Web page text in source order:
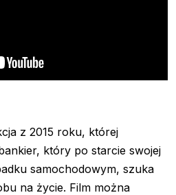
z 2015 roku, której
który po starcie swojej
samochodowym, szuka
na życie. Film można